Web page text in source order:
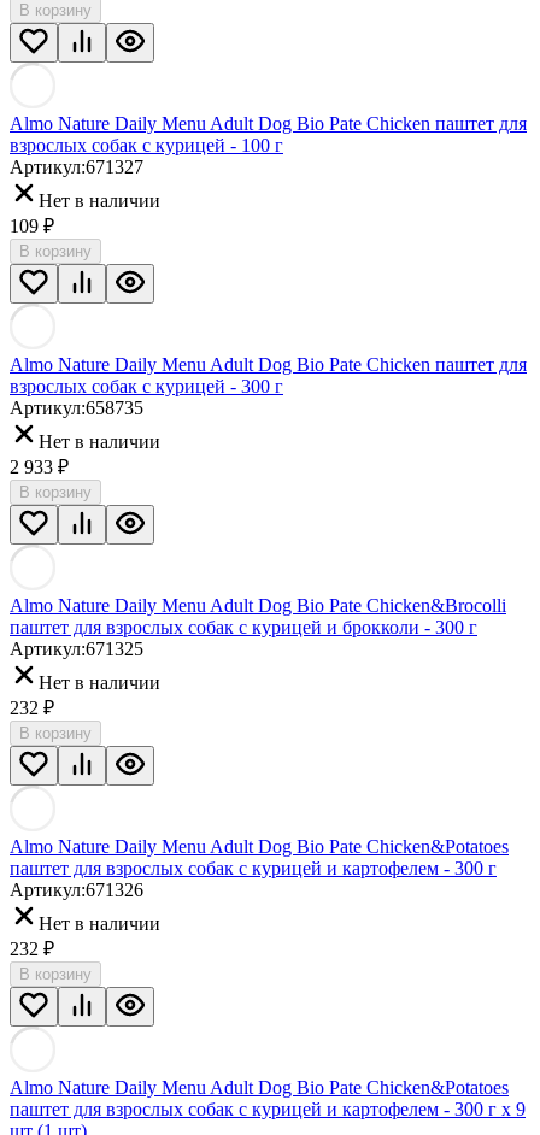
В корзину
Almo Nature Daily Menu Adult Dog Bio Pate Chicken паштет для
взрослых собак с курицей - 100 г
Артикул:671327
Нет в наличии
109 ₽
В корзину
Almo Nature Daily Menu Adult Dog Bio Pate Chicken паштет для
взрослых собак с курицей - 300 г
Артикул:658735
Нет в наличии
2 933 ₽
В корзину
Almo Nature Daily Menu Adult Dog Bio Pate Chicken&Brocolli
паштет для взрослых собак с курицей и брокколи - 300 г
Артикул:671325
Нет в наличии
232 ₽
В корзину
Almo Nature Daily Menu Adult Dog Bio Pate Chicken&Potatoes
паштет для взрослых собак с курицей и картофелем - 300 г
Артикул:671326
Нет в наличии
232 ₽
В корзину
Almo Nature Daily Menu Adult Dog Bio Pate Chicken&Potatoes
паштет для взрослых собак с курицей и картофелем - 300 г х 9